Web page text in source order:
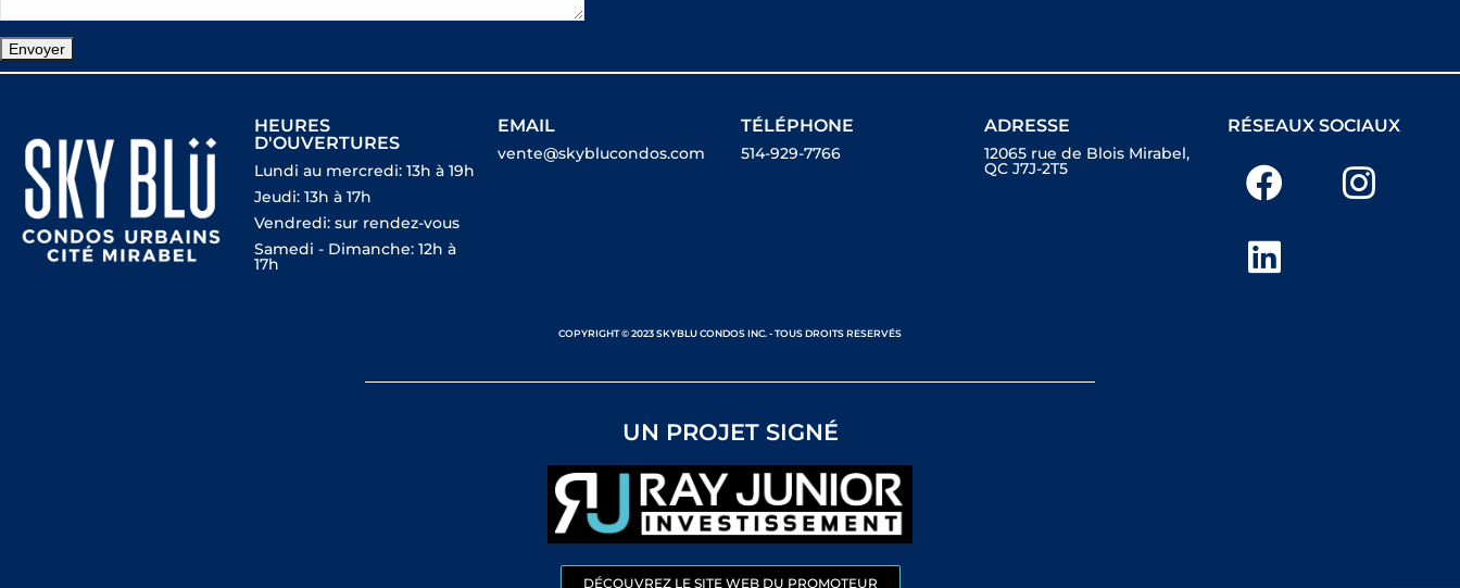
HEURES
D'OUVERTURES
Lundi au mercredi: 13h à 19h
Jeudi: 13h à 17h
Vendredi: sur rendez-vous
Samedi - Dimanche: 12h à
17h
EMAIL
vente@skyblucondos.com
TÉLÉPHONE
514-929-7766
ADRESSE
12065 rue de Blois Mirabel,
QC J7J-2T5
RÉSEAUX SOCIAUX
COPYRIGHT © 2023 SKYBLU CONDOS INC. - TOUS DROITS RESERVÉS
UN PROJET SIGNÉ
DÉCOUVREZ LE SITE WEB DU PROMOTEUR